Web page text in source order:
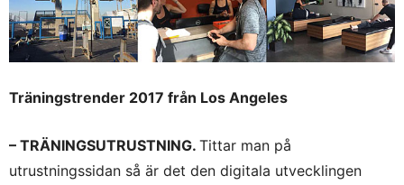
Träningstrender 2017 från Los Angeles
– TRÄNINGSUTRUSTNING. Tittar man på
utrustningssidan så är det den digitala utvecklingen